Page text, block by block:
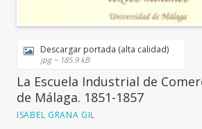
Descargar portada (alta calidad)
jpg ~ 185.9 kB
La Escuela Industrial de
de Málaga. 1851-1857
ISABEL GRANA GIL